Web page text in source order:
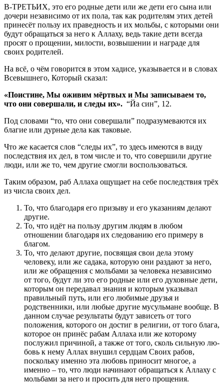
В-ТРЕТЬИХ, это его родные дети или же дети его сына или
до­чери независимо от их пола, так как родителям этих детей
прине­сёт пользу их праведность и их мольбы, с которыми они
будут об­ращаться за него к Аллаху, ведь такие дети всегда
просят о про­щении, милости, возвышении и награде для
своих родителей.
На всё, о чём говорится в этом хадисе, указывается и в словах
Всевышнего, Который сказал:
«Поистине, Мы оживим мёртвых и Мы записываем то,
что они совершали, и следы их». “Йа син”, 12.
Под словами “то, что они совершали” подразумеваются их
благие или дурные дела как таковые.
Что же касается слов “следы их”, то здесь имеются в виду
последствия их дел, в том числе и то, что совершили другие
люди, или же то, чем другие смогли воспользоваться.
Таким образом, раб Аллаха ощущает на себе последствия трёх
из числа своих дел.
То, что благодаря его призыву и его указаниям делают
другие.
То, что идёт на пользу другим людям в любом
отношении благодаря их следованию его примеру в
благом.
То, что делают другие, посвящая свои дела этому
человеку, или же садака, которую они раздают за него,
или же обращения с мольбами за человека независимо
от того, будут ли это его родные или его духовные дети,
которым он передавал знания и которым указывал
правильный путь, или его любимые друзья и
родственни­ки, или любые другие мусульмане вообще. В
данном случае результаты будут зависеть от того
положения, которого он достиг в религии, от того блага,
которое он принёс рабам Аллаха или же которому
послужил причиной, а также от того, сколь сильную лю­
бовь к нему Аллах внушил сердцам Своих рабов,
поскольку имен­но эта любовь приносит многое, а
именно – то, что люди начинают обращаться к Аллаху с
мольбами за него и просить для него про­щения.